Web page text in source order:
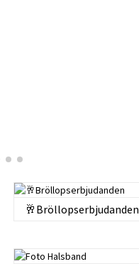
🥂Bröllopserbjudanden